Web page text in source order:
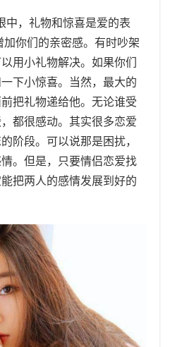
中，礼物和惊喜是爱的表
你们的亲密感。有时吵架
用小礼物解决。如果你们
下小惊喜。当然，最大的
把礼物递给他。无论谁受
都很感动。其实很多恋爱
阶段。可以说那是困扰，
。但是，只要情侣恋爱找
把两人的感情发展到好的